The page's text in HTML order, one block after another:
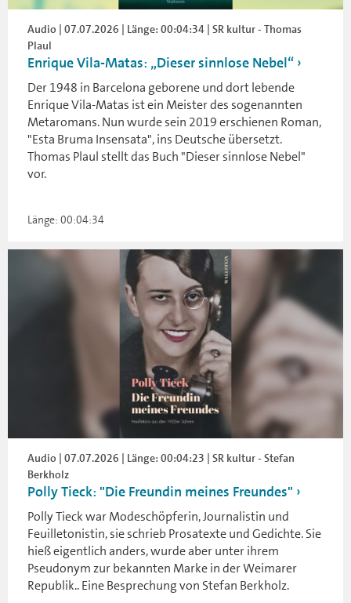
Audio | 07.07.2026 | Länge: 00:04:34 | SR kultur - Thomas
Plaul
Enrique Vila-Matas: „Dieser sinnlose Nebel“
Der 1948 in Barcelona geborene und dort lebende
Enrique Vila-Matas ist ein Meister des sogenannten
Metaromans. Nun wurde sein 2019 erschienen Roman,
"Esta Bruma Insensata", ins Deutsche übersetzt.
Thomas Plaul stellt das Buch "Dieser sinnlose Nebel"
vor.
Länge: 00:04:34
Audio | 07.07.2026 | Länge: 00:04:23 | SR kultur - Stefan
Berkholz
Polly Tieck: "Die Freundin meines Freundes"
Polly Tieck war Modeschöpferin, Journalistin und
Feuilletonistin, sie schrieb Prosatexte und Gedichte. Sie
hieß eigentlich anders, wurde aber unter ihrem
Pseudonym zur bekannten Marke in der Weimarer
Republik.. Eine Besprechung von Stefan Berkholz.